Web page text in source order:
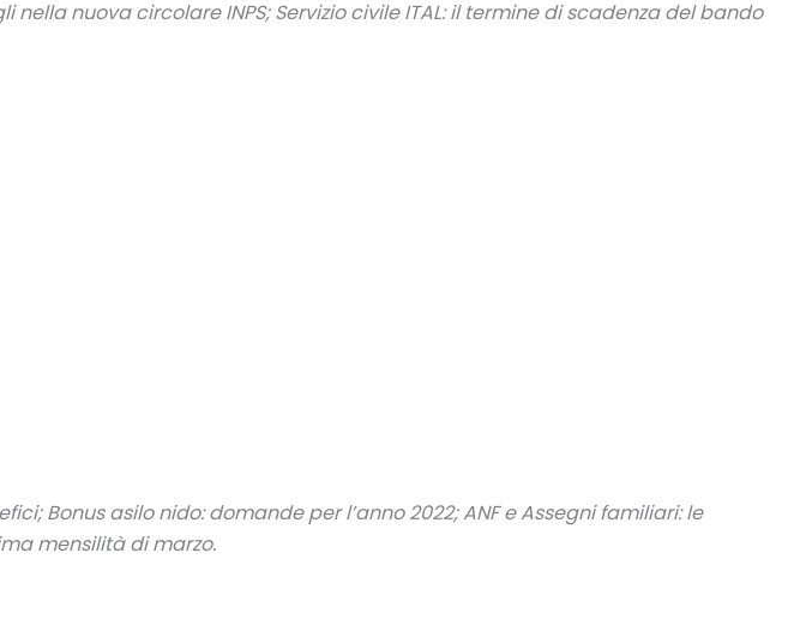
nuova circolare INPS; Servizio civile ITAL: il termine di scadenza del bando
Bonus asilo nido: domande per l’anno 2022; ANF e Assegni familiari: le
mensilità di marzo.